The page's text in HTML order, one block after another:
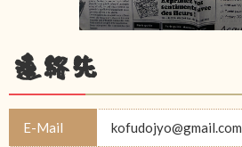
連絡先
E-Mail kofudojyo@gmail.com